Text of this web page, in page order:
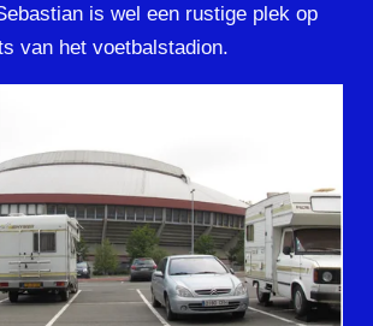
is wel een rustige plek op
van het voetbalstadion.